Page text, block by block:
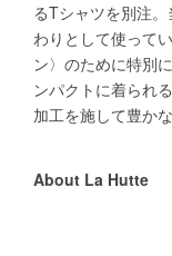
るTシャツを別注
わりとして使って
ン〉のために特別
ンパクトに着られ
加工を施して豊か
About La Hutte